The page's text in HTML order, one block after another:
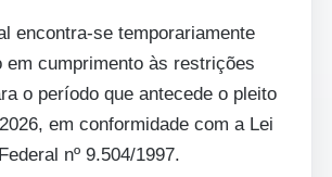
encontra-se temporariamente
em cumprimento às restrições
o período que antecede o pleito
em conformidade com a Lei
Federal nº 9.504/1997.